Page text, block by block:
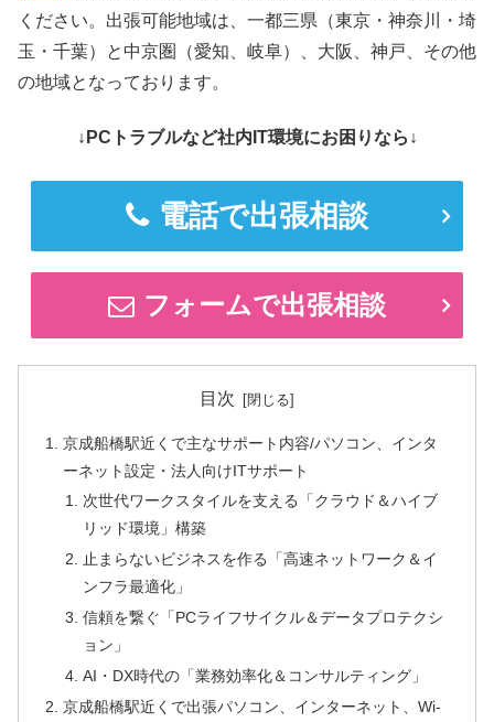
ください。出張可能地域は、一都三県（東京・神奈川・埼
玉・千葉）と中京圏（愛知、岐阜）、大阪、神戸、その他
の地域となっております。
↓PCトラブルなど社内IT環境にお困りなら↓
電話で出張相談
フォームで出張相談
目次
京成船橋駅近くで主なサポート内容/パソコン、インタ
ーネット設定・法人向けITサポート
次世代ワークスタイルを支える「クラウド＆ハイブ
リッド環境」構築
止まらないビジネスを作る「高速ネットワーク＆イ
ンフラ最適化」
信頼を繋ぐ「PCライフサイクル＆データプロテクシ
ョン」
AI・DX時代の「業務効率化＆コンサルティング」
京成船橋駅近くで出張パソコン、インターネット、Wi-